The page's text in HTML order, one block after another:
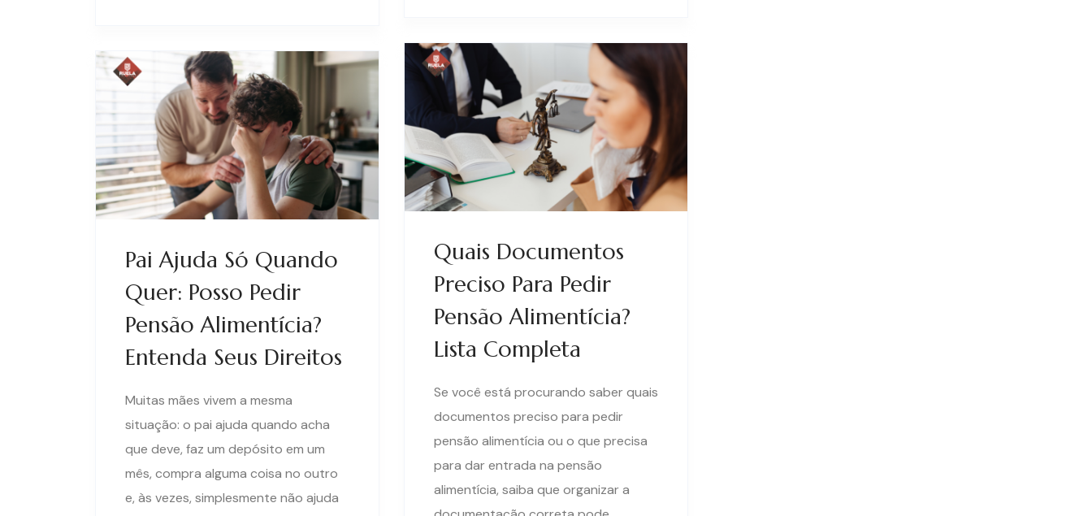
Quais Documentos
Preciso Para Pedir
Pensão Alimentícia?
Lista Completa
Se você está procurando saber quais
documentos preciso para pedir
pensão alimentícia ou o que precisa
para dar entrada na pensão
alimentícia, saiba que organizar a
Pai Ajuda Só Quando
Quer: Posso Pedir
Pensão Alimentícia?
Entenda Seus Direitos
Muitas mães vivem a mesma
situação: o pai ajuda quando acha
que deve, faz um depósito em um
mês, compra alguma coisa no outro
e, às vezes, simplesmente não ajuda